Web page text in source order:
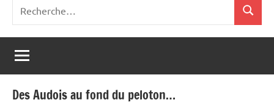
:
Des Audois au fond du peloton…